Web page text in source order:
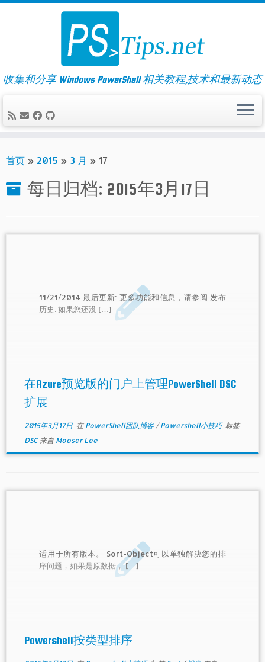
Skip
收集和分享 Windows PowerShell 相关教程,技术和最新动态
首页 » 2015 » 3 月 » 17
每日归档: 2015年3月17日
11/21/2014 最后更新: 更多功能和信息，请参阅 发布
历史. 如果您还没 […]
在Azure预览版的门户上管理PowerShell DSC
扩展
2015年3月17日在 PowerShell团队博客/Powershell小技巧 标签
DSC 来自 Mooser Lee
适用于所有版本。 Sort-Object可以单独解决您的排
序问题，如果是原数据， […]
Powershell按类型排序